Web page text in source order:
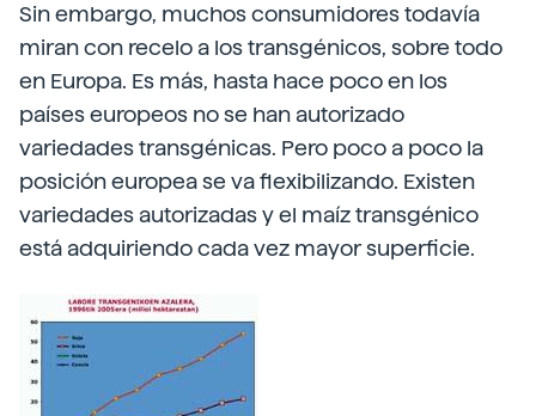
Sin embargo, muchos consumidores todavía
miran con recelo a los transgénicos, sobre todo
en Europa. Es más, hasta hace poco en los
países europeos no se han autorizado
variedades transgénicas. Pero poco a poco la
posición europea se va flexibilizando. Existen
variedades autorizadas y el maíz transgénico
está adquiriendo cada vez mayor superficie.